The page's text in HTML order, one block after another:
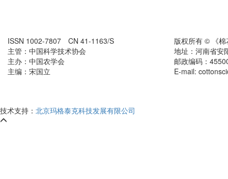
ISSN 1002-7807 CN 41-1163/S
主管：中国科学技术协会
主办：中国农学会
主编：宋国立
版权所有 © 《
地址：河南省安
邮政编码：
E-mail:
技术支持： 北京玛格泰克科技发展有限公司